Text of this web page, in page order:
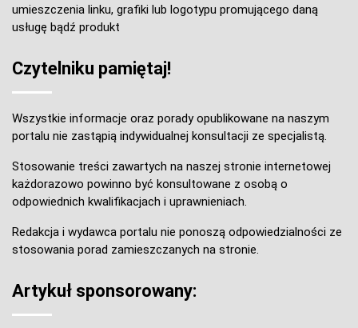
umieszczenia linku, grafiki lub logotypu promującego daną
usługę bądź produkt
Czytelniku pamiętaj!
Wszystkie informacje oraz porady opublikowane na naszym
portalu nie zastąpią indywidualnej konsultacji ze specjalistą.
Stosowanie treści zawartych na naszej stronie internetowej
każdorazowo powinno być konsultowane z osobą o
odpowiednich kwalifikacjach i uprawnieniach.
Redakcja i wydawca portalu nie ponoszą odpowiedzialności ze
stosowania porad zamieszczanych na stronie.
Artykuł sponsorowany: